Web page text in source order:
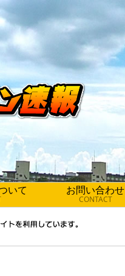
いて お問い合わせ
CONTACT